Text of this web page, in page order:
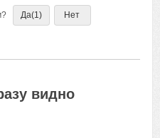
Да(1) Нет
видно